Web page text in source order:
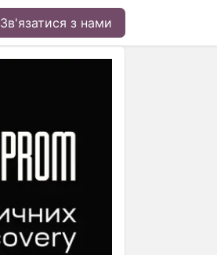
Зв'язатися з нами